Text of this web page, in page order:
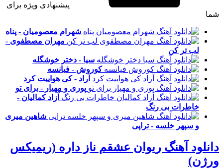
پیشنهادی ویژه برای
شما
شهرام معصومیان - پناه
مهران مصطفوی -
لب تر کن
سیا - دختر خوشگله
کوروش - فیانسه
آراد - کی هواییت کرد
پوری و مهیار - برای تو
آزاد کمالیان -
خاطرات بی رنگ
شاهین میری
و سپهر خلسه - تراپی
دانلود آهنگ ریوان عشقم ناز داره (ریمیکس
ورژن)